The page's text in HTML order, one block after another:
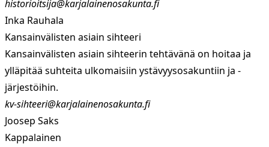
historioitsija@karjalainenosakunta.fi
Inka Rauhala
Kansainvälisten asiain sihteeri
Kansainvälisten asiain sihteerin tehtävänä on hoitaa ja
ylläpitää suhteita ulkomaisiin ystävyysosakuntiin ja -
järjestöihin.
kv-sihteeri@karjalainenosakunta.fi
Joosep Saks
Kappalainen